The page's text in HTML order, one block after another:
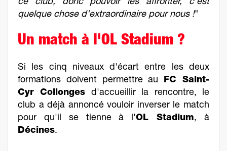
ce club, donc pouvoir les affronter, c'est
quelque chose d'extraordinaire pour nous !"
Un match à l'OL Stadium ?
Si les cinq niveaux d'écart entre les deux
formations doivent permettre au FC Saint-
Cyr Collonges d'accueillir la rencontre, le
club a déjà annoncé vouloir inverser le match
pour qu'il se tienne à l'OL Stadium, à
Décines.